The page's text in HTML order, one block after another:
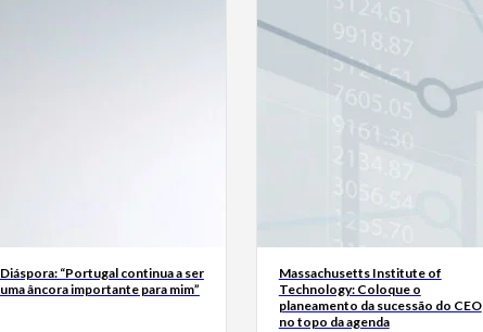
Diáspora: “Portugal continua a ser
uma âncora importante para mim”
Massachusetts Institute of
Technology: Coloque o
planeamento da sucessão do CEO
no topo da agenda